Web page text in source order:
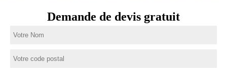
Demande de devis gratuit